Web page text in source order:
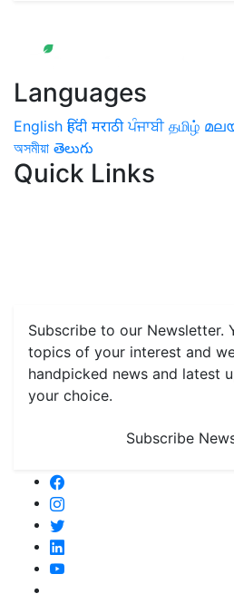
Languages
English हिंदी मराठी ਪੰਜਾਬੀ தமிழ்
অসমীয়া తెలుగు
Quick Links
Subscribe to our Newsletter.
topics of your interest and
handpicked news and latest
your choice.
Subscribe